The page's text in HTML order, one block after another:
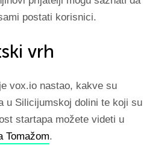
postati korisnici.
vrh
vox.io nastao, kakve su
u Silicijumskoj dolini te koji su
startapa možete videti u
Tomažom.